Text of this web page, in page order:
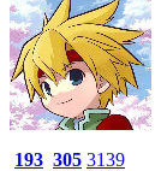
193 305 3139